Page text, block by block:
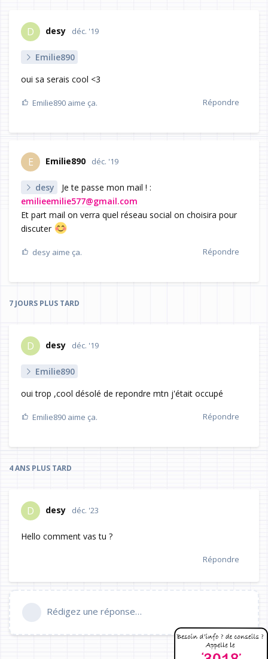
D desy déc. '19
Emilie890
oui sa serais cool <3
Répondre
Emilie890 aime ça.
E Emilie890 déc. '19
desy
Je te passe mon mail ! :
emilieemilie577@gmail.com
Et part mail on verra quel réseau social on choisira pour
discuter
Répondre
desy aime ça.
7 JOURS PLUS TARD
D desy déc. '19
Emilie890
oui trop ,cool désolé de repondre mtn j'était occupé
Répondre
Emilie890 aime ça.
4 ANS PLUS TARD
D desy déc. '23
Hello comment vas tu ?
Répondre
Rédigez une réponse…